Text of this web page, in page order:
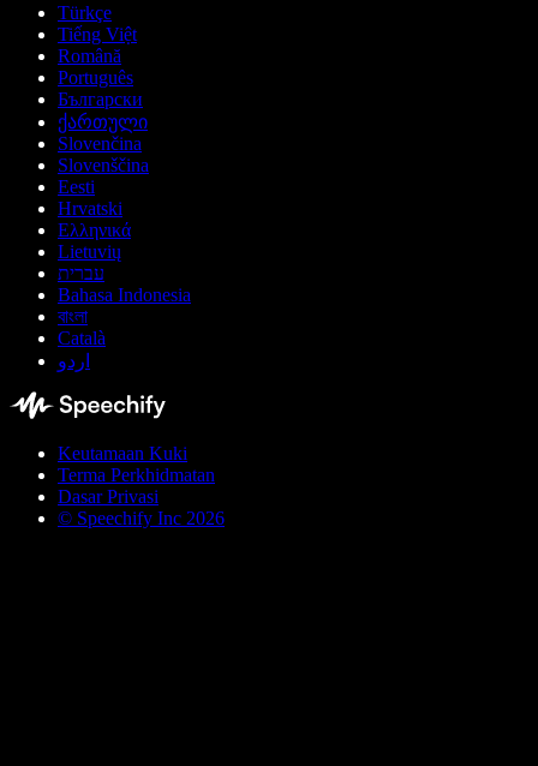
Türkçe
Tiếng Việt
Română
Português
Български
ქართული
Slovenčina
Slovenščina
Eesti
Hrvatski
Ελληνικά
Lietuvių
עברית
Bahasa Indonesia
বাংলা
Català
اردو
Keutamaan Kuki
Terma Perkhidmatan
Dasar Privasi
© Speechify Inc 2026